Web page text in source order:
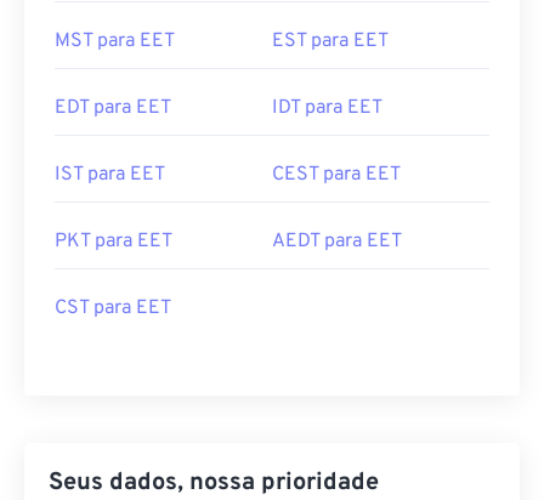
MST para EET EST para EET
EDT para EET IDT para EET
IST para EET CEST para EET
PKT para EET AEDT para EET
CST para EET
Seus dados, nossa prioridade